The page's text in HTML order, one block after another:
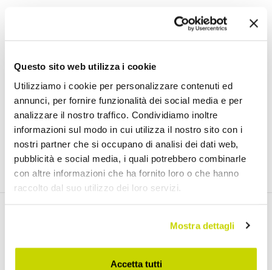
Questo sito web utilizza i cookie
Utilizziamo i cookie per personalizzare contenuti ed
annunci, per fornire funzionalità dei social media e per
analizzare il nostro traffico. Condividiamo inoltre
informazioni sul modo in cui utilizza il nostro sito con i
nostri partner che si occupano di analisi dei dati web,
pubblicità e social media, i quali potrebbero combinarle
con altre informazioni che ha fornito loro o che hanno
raccolto dal suo utilizzo dei loro servizi.
Mostra dettagli
Accetta tutti
Schwenkdesign 2 Stück -
Miky
CHF 71,67 - 20%
Email Newsletter
Newsletter